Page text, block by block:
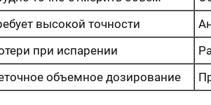
высокой точности
при испарении
объемное дозирование